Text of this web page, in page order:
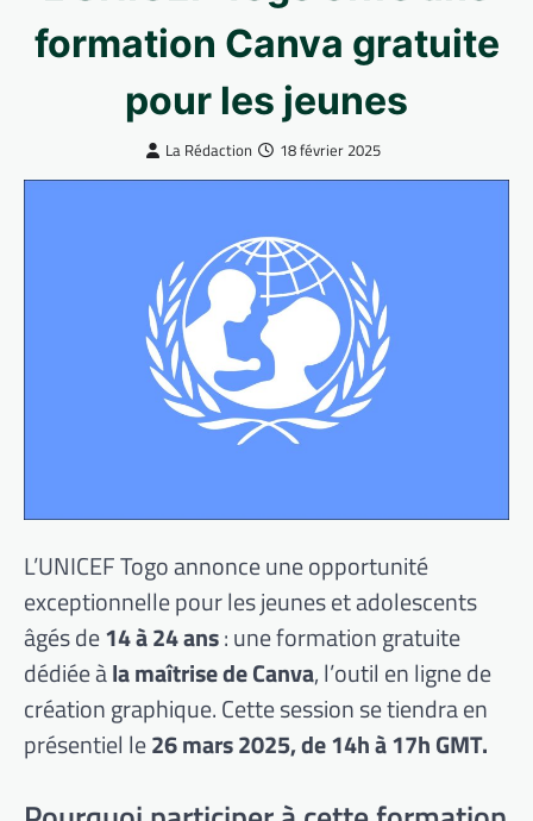
formation Canva gratuite
pour les jeunes
La Rédaction 18 février 2025
L’UNICEF Togo annonce une opportunité
exceptionnelle pour les jeunes et adolescents
âgés de14 à 24 ans: une formation gratuite
dédiée àla maîtrise de Canva, l’outil en ligne de
création graphique. Cette session se tiendra en
présentiel le26 mars 2025, de 14h à 17h GMT.